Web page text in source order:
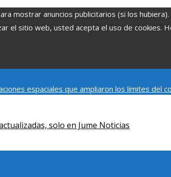
mostrar anuncios publicitarios (si los
el sitio web, usted acepta el uso de cookies.
espaciales que ampliaron los límites del
solo en Jume Noticias